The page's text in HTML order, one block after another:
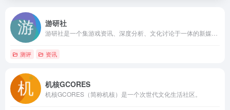
游研社
测评 资讯
机核GCORES
机核GCORES（简称机核）是一个次世代文化生活社区。